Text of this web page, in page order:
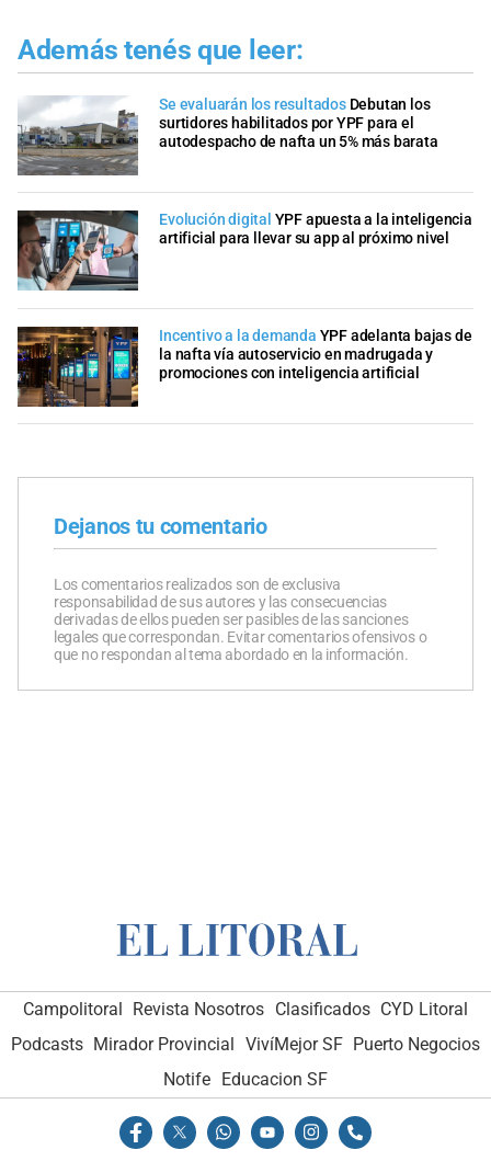
Además tenés que leer:
Se evaluarán los resultados Debutan los
surtidores habilitados por YPF para el
autodespacho de nafta un 5% más barata
Evolución digital YPF apuesta a la inteligencia
artificial para llevar su app al próximo nivel
Incentivo a la demanda YPF adelanta bajas de
la nafta vía autoservicio en madrugada y
promociones con inteligencia artificial
Dejanos tu comentario
Los comentarios realizados son de exclusiva
responsabilidad de sus autores y las consecuencias
derivadas de ellos pueden ser pasibles de las sanciones
legales que correspondan. Evitar comentarios ofensivos o
que no respondan al tema abordado en la información.
Campolitoral Revista Nosotros Clasificados CYD Litoral
Podcasts Mirador Provincial VivíMejor SF Puerto Negocios
Notife Educacion SF